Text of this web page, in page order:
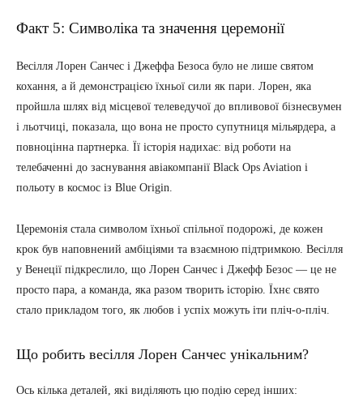
Факт 5: Символіка та значення церемонії
Весілля Лорен Санчес і Джеффа Безоса було не лише святом
кохання, а й демонстрацією їхньої сили як пари. Лорен, яка
пройшла шлях від місцевої телеведучої до впливової бізнесвумен
і льотчиці, показала, що вона не просто супутниця мільярдера, а
повноцінна партнерка. Її історія надихає: від роботи на
телебаченні до заснування авіакомпанії Black Ops Aviation і
польоту в космос із Blue Origin.
Церемонія стала символом їхньої спільної подорожі, де кожен
крок був наповнений амбіціями та взаємною підтримкою. Весілля
у Венеції підкреслило, що Лорен Санчес і Джефф Безос — це не
просто пара, а команда, яка разом творить історію. Їхнє свято
стало прикладом того, як любов і успіх можуть іти пліч-о-пліч.
Що робить весілля Лорен Санчес унікальним?
Ось кілька деталей, які виділяють цю подію серед інших: